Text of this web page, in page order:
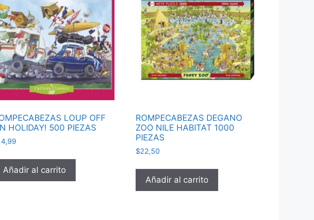
LOUP OFF
HOLIDAY! 500 PIEZAS
Añadir al carrito
ROMPECABEZAS DEGANO
ZOO NILE HABITAT 1000
PIEZAS
$22,50
Añadir al carrito